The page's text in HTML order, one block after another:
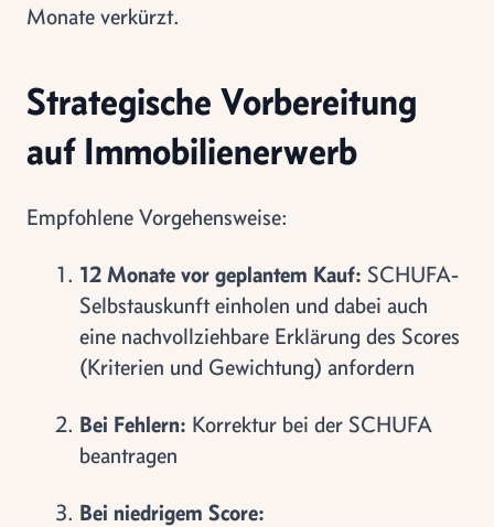
Monate verkürzt.
Strategische Vorbereitung
auf Immobilienerwerb
Empfohlene Vorgehensweise:
12 Monate vor geplantem Kauf: SCHUFA-
Selbstauskunft einholen und dabei auch
eine nachvollziehbare Erklärung des Scores
(Kriterien und Gewichtung) anfordern
Bei Fehlern: Korrektur bei der SCHUFA
beantragen
Bei niedrigem Score: